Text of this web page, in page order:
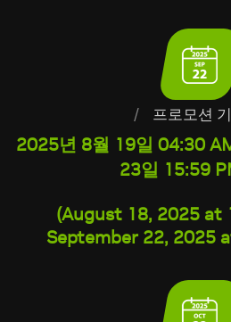
/ 프로모션
2025년 8월 19일 04:30
23일 15:59
(August 18, 2025 at
September 22, 2025